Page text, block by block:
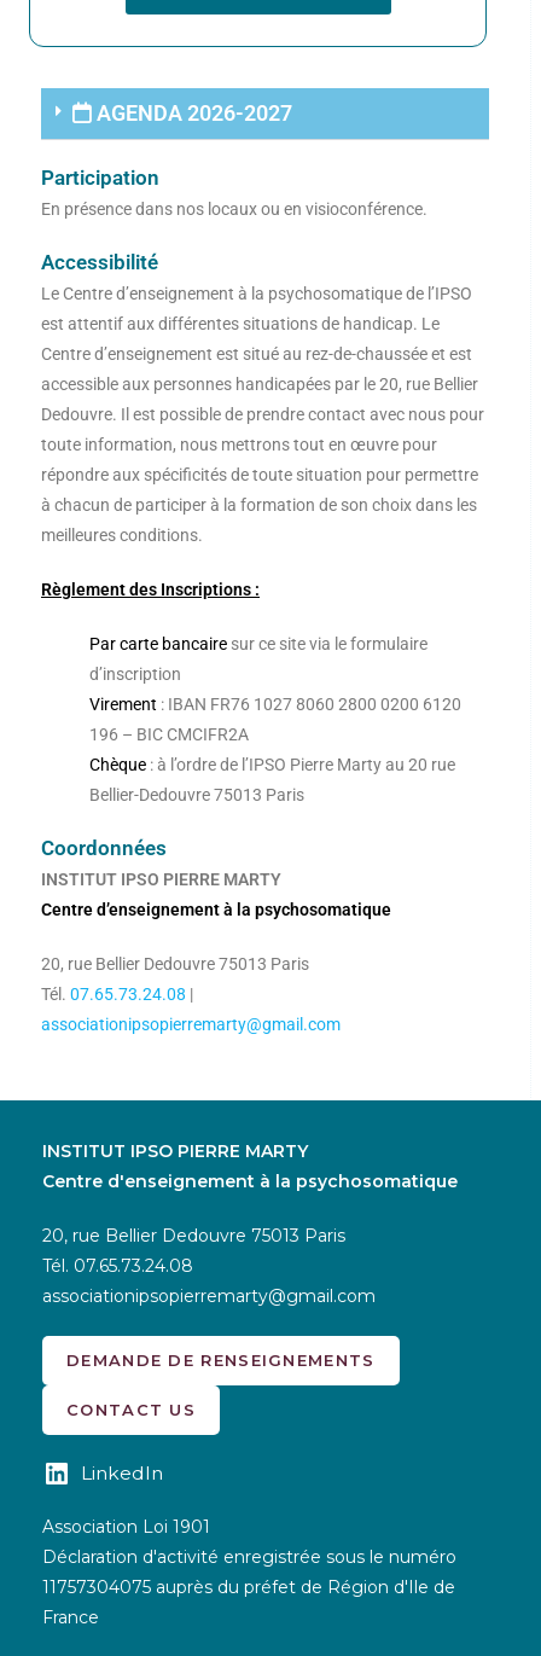
AGENDA 2026-2027
Participation
En présence dans nos locaux ou en visioconférence.
Accessibilité
Le Centre d’enseignement à la psychosomatique de l’IPSO
est attentif aux différentes situations de handicap. Le
Centre d’enseignement est situé au rez-de-chaussée et est
accessible aux personnes handicapées par le 20, rue Bellier
Dedouvre. Il est possible de prendre contact avec nous pour
toute information, nous mettrons tout en œuvre pour
répondre aux spécificités de toute situation pour permettre
à chacun de participer à la formation de son choix dans les
meilleures conditions.
Règlement des Inscriptions :
Par carte bancaire sur ce site via le formulaire
d’inscription
Virement : IBAN FR76 1027 8060 2800 0200 6120
196 – BIC CMCIFR2A
Chèque : à l’ordre de l’IPSO Pierre Marty au 20 rue
Bellier-Dedouvre 75013 Paris
Coordonnées
INSTITUT IPSO PIERRE MARTY
Centre d’enseignement à la psychosomatique
20, rue Bellier Dedouvre 75013 Paris
Tél. 07.65.73.24.08 |
associationipsopierremarty@gmail.com
INSTITUT IPSO PIERRE MARTY
Centre d'enseignement à la psychosomatique
20, rue Bellier Dedouvre 75013 Paris
Tél. 07.65.73.24.08
associationipsopierremarty@gmail.com
DEMANDE DE RENSEIGNEMENTS
CONTACT US
LinkedIn
Association Loi 1901
Déclaration d'activité enregistrée sous le numéro
11757304075 auprès du préfet de Région d'Ile de
France